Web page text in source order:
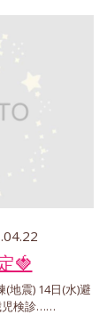
🍓
(地震) 14日(水)避
児検診……